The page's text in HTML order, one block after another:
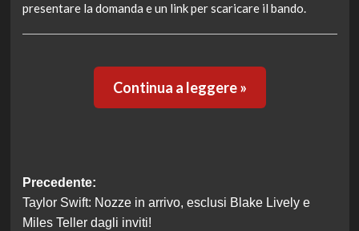
presentare la domanda e un link per scaricare il bando.
Continua a leggere »
Navigazione
articolo
Precedente:
Taylor Swift: Nozze in arrivo, esclusi Blake Lively e
Miles Teller dagli inviti!